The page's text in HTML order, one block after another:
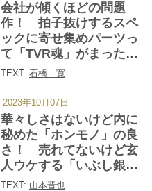
会社が傾くほどの問題
作！ 拍子抜けするスペ
ックに寄せ集めパーツっ
て「TVR魂」がまったく
感じられない「タスミ
TEXT: 石橋 寛
華々しさはないけど内に
秘めた「ホンモノ」の良
さ！ 売れてないけど玄
人ウケする「いぶし銀カ
ー」４台
TEXT: 山本晋也
2023年10月07日